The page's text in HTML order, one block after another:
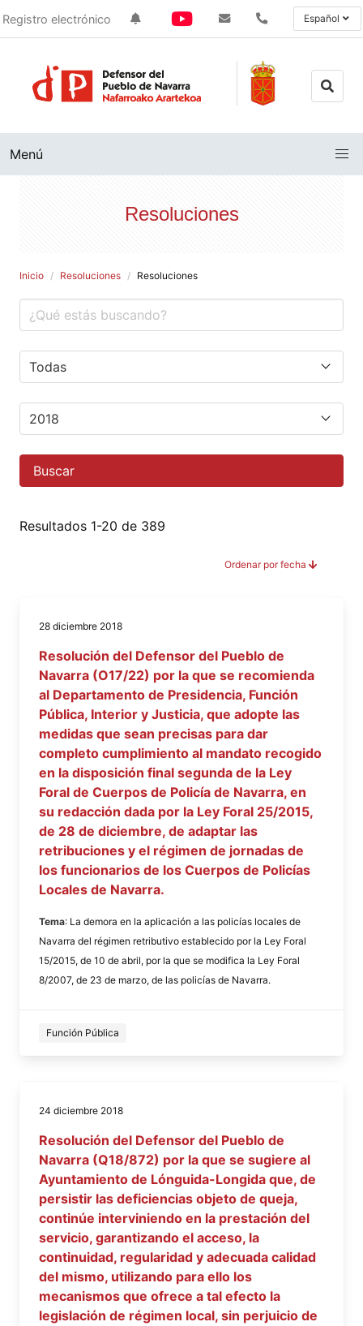
Registro electrónico Español
Menú
Resoluciones
Inicio Resoluciones Resoluciones
Buscar
Resultados 1-20 de 389
Ordenar por fecha
28 diciembre 2018
Resolución del Defensor del Pueblo de
Navarra (O17/22) por la que se recomienda
al Departamento de Presidencia, Función
Pública, Interior y Justicia, que adopte las
medidas que sean precisas para dar
completo cumplimiento al mandato recogido
en la disposición final segunda de la Ley
Foral de Cuerpos de Policía de Navarra, en
su redacción dada por la Ley Foral 25/2015,
de 28 de diciembre, de adaptar las
retribuciones y el régimen de jornadas de
los funcionarios de los Cuerpos de Policías
Locales de Navarra.
Tema: La demora en la aplicación a las policías locales de
Navarra del régimen retributivo establecido por la Ley Foral
15/2015, de 10 de abril, por la que se modifica la Ley Foral
8/2007, de 23 de marzo, de las policías de Navarra.
Función Pública
24 diciembre 2018
Resolución del Defensor del Pueblo de
Navarra (Q18/872) por la que se sugiere al
Ayuntamiento de Lónguida-Longida que, de
persistir las deficiencias objeto de queja,
continúe interviniendo en la prestación del
servicio, garantizando el acceso, la
continuidad, regularidad y adecuada calidad
del mismo, utilizando para ello los
mecanismos que ofrece a tal efecto la
legislación de régimen local, sin perjuicio de